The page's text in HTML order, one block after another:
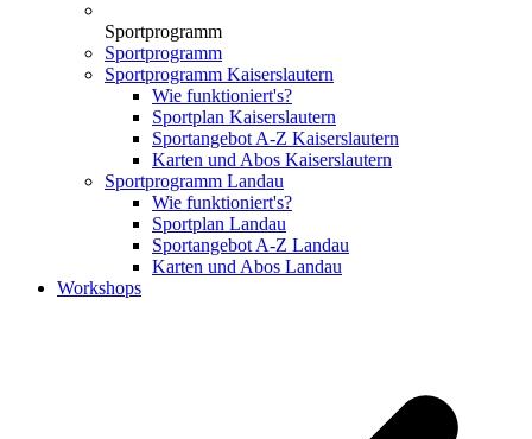
Sportprogramm
Sportprogramm
Sportprogramm Kaiserslautern
Wie funktioniert's?
Sportplan Kaiserslautern
Sportangebot A-Z Kaiserslautern
Karten und Abos Kaiserslautern
Sportprogramm Landau
Wie funktioniert's?
Sportplan Landau
Sportangebot A-Z Landau
Karten und Abos Landau
Workshops